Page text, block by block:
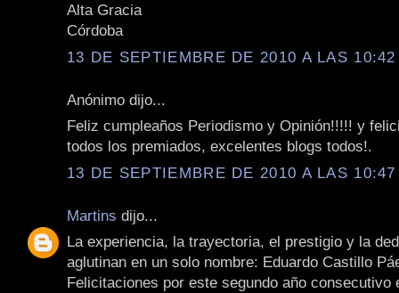
Alta Gracia
Córdoba
13 DE SEPTIEMBRE DE 2010 A LAS
Anónimo dijo...
Feliz cumpleaños Periodismo y Opinión!!!!! y
todos los premiados, excelentes blogs todos!.
13 DE SEPTIEMBRE DE 2010 A LAS
Martins dijo...
La experiencia, la trayectoria, el prestigio y la
aglutinan en un solo nombre: Eduardo Castillo
Felicitaciones por este segundo año consecutivo